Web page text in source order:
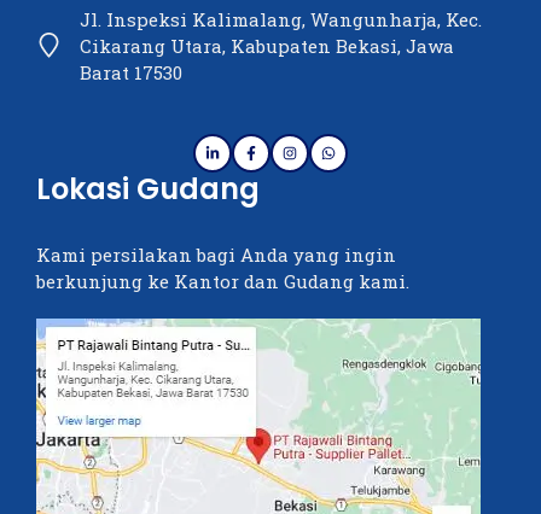
Jl. Inspeksi Kalimalang, Wangunharja, Kec.
Cikarang Utara, Kabupaten Bekasi, Jawa
Barat 17530
Lokasi Gudang
Kami persilakan bagi Anda yang ingin
berkunjung ke Kantor dan Gudang kami.